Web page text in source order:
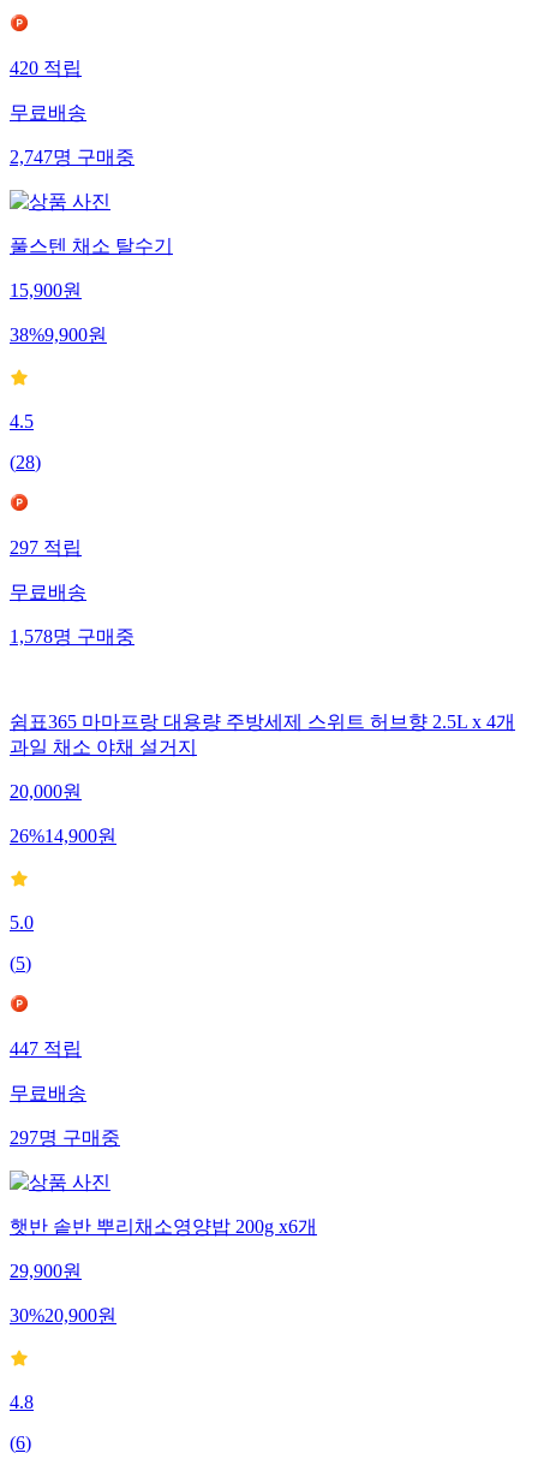
420 적립
무료배송
2,747명 구매중
풀스텐 채소 탈수기
15,900원
38%9,900원
4.5
(28)
297 적립
무료배송
1,578명 구매중
쉼표365 마마프랑 대용량 주방세제 스위트 허브향 2.5L x 4개
과일 채소 야채 설거지
20,000원
26%14,900원
5.0
(5)
447 적립
무료배송
297명 구매중
햇반 솥반 뿌리채소영양밥 200g x6개
29,900원
30%20,900원
4.8
(6)